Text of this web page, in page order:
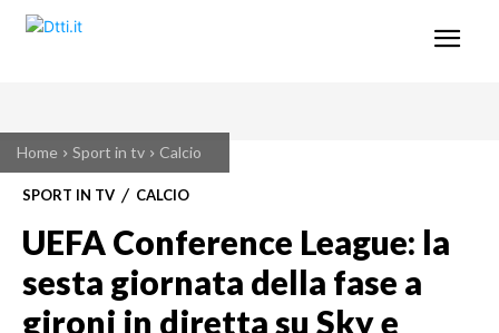
Home Sport in tv Calcio
SPORT IN TV CALCIO
UEFA Conference League: la
sesta giornata della fase a
gironi in diretta su Sky e